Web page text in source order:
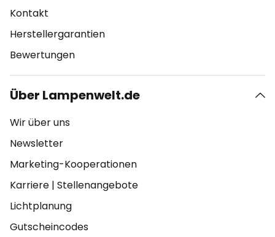
Kontakt
Herstellergarantien
Bewertungen
Über Lampenwelt.de
Wir über uns
Newsletter
Marketing-Kooperationen
Karriere | Stellenangebote
Lichtplanung
Gutscheincodes